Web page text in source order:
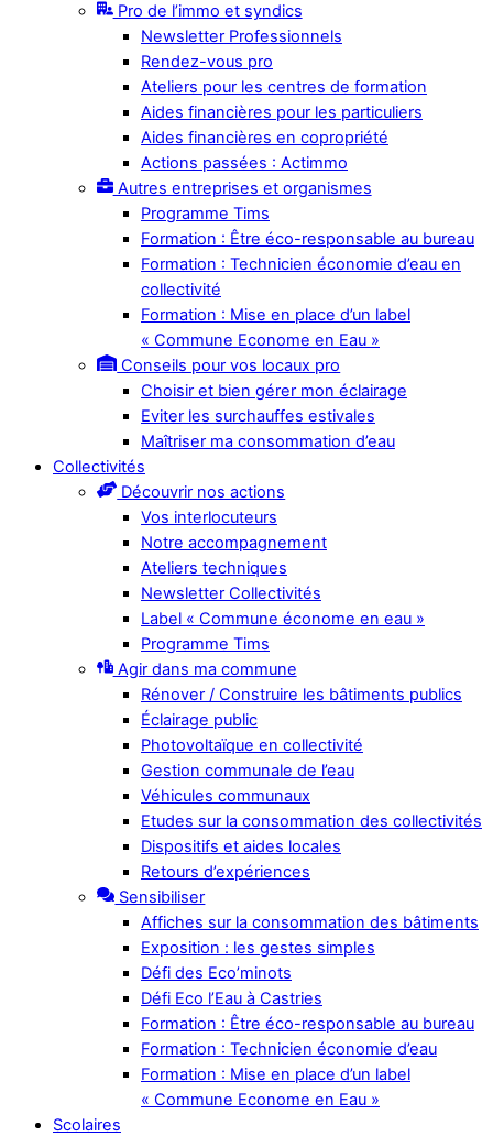
Pro de l’immo et syndics
Newsletter Professionnels
Rendez-vous pro
Ateliers pour les centres de formation
Aides financières pour les particuliers
Aides financières en copropriété
Actions passées : Actimmo
Autres entreprises et organismes
Programme Tims
Formation : Être éco-responsable au bureau
Formation : Technicien économie d’eau en
collectivité
Formation : Mise en place d’un label
« Commune Econome en Eau »
Conseils pour vos locaux pro
Choisir et bien gérer mon éclairage
Eviter les surchauffes estivales
Maîtriser ma consommation d’eau
Collectivités
Découvrir nos actions
Vos interlocuteurs
Notre accompagnement
Ateliers techniques
Newsletter Collectivités
Label « Commune économe en eau »
Programme Tims
Agir dans ma commune
Rénover / Construire les bâtiments publics
Éclairage public
Photovoltaïque en collectivité
Gestion communale de l’eau
Véhicules communaux
Etudes sur la consommation des collectivités
Dispositifs et aides locales
Retours d’expériences
Sensibiliser
Affiches sur la consommation des bâtiments
Exposition : les gestes simples
Défi des Eco’minots
Défi Eco l’Eau à Castries
Formation : Être éco-responsable au bureau
Formation : Technicien économie d’eau
Formation : Mise en place d’un label
« Commune Econome en Eau »
Scolaires